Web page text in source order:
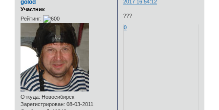
2017 16:54:12
golod
Участник
Рейтинг:
Откуда: Новосибирск
Зарегистрирован: 08-03-2011
???
0